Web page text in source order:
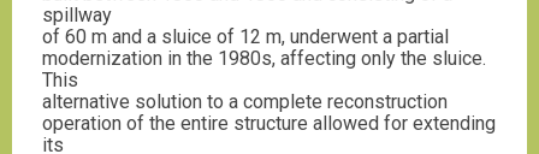
spillway
of 60 m and a sluice of 12 m, underwent a partial
modernization in the 1980s, affecting only the sluice.
This
alternative solution to a complete reconstruction
operation of the entire structure allowed for extending
its